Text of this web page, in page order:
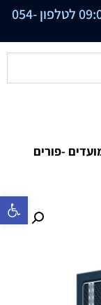
פתח סרגל
054-
-פורים